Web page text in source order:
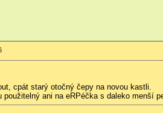
cpát starý otočný čepy na novou kastli.
ani na eRPéčka s daleko menší